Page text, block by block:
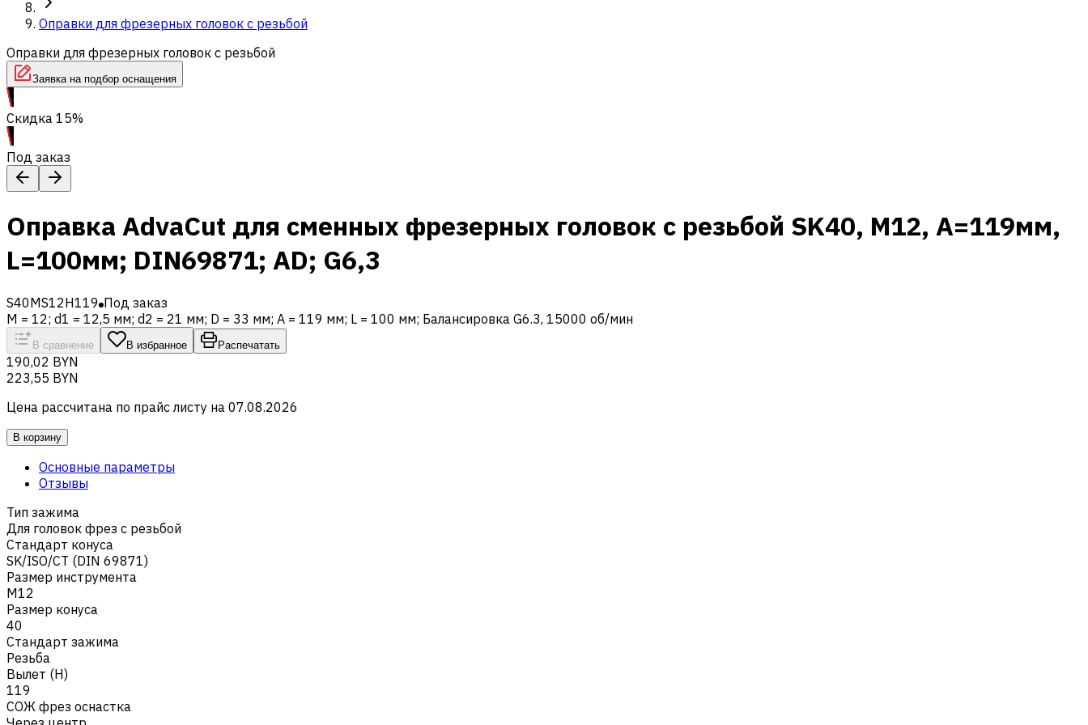
Оправки для фрезерных головок с резьбой
Оправки для фрезерных головок с резьбой
Заявка на подбор оснащения
Скидка 15%
Под заказ
Оправка AdvaCut для сменных фрезерных головок с резьбой SK40, M12, A=119мм,
L=100мм; DIN69871; AD; G6,3
S40MS12H119 Под заказ
M = 12; d1 = 12,5 мм; d2 = 21 мм; D = 33 мм; A = 119 мм; L = 100 мм; Балансировка G6.3, 15000 об/мин
В сравнение В избранное Распечатать
190,02 BYN
223,55 BYN
Цена рассчитана по прайс листу на 07.08.2026
В корзину
Основные параметры
Отзывы
Тип зажима
Для головок фрез с резьбой
Стандарт конуса
SK/ISO/CT (DIN 69871)
Размер инструмента
M12
Размер конуса
40
Стандарт зажима
Резьба
Вылет (H)
119
СОЖ фрез оснастка